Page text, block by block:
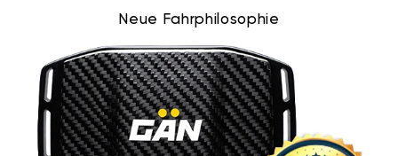
Neue Fahrphilosophie